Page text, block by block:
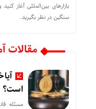
بازارهای بین‌المللی آغاز
سنگین در نظر بگیرید.
مقالات
است؟
مسئله